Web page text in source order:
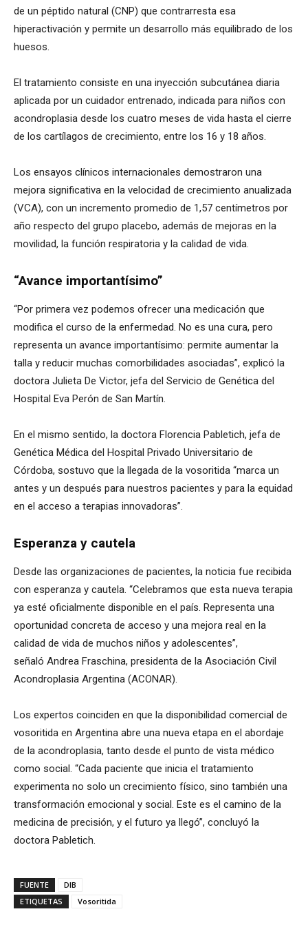
de un péptido natural (CNP) que contrarresta esa
hiperactivación y permite un desarrollo más equilibrado de los
huesos.
El tratamiento consiste en una inyección subcutánea diaria
aplicada por un cuidador entrenado, indicada para niños con
acondroplasia desde los cuatro meses de vida hasta el cierre
de los cartílagos de crecimiento, entre los 16 y 18 años.
Los ensayos clínicos internacionales demostraron una
mejora significativa en la velocidad de crecimiento anualizada
(VCA), con un incremento promedio de 1,57 centímetros por
año respecto del grupo placebo, además de mejoras en la
movilidad, la función respiratoria y la calidad de vida.
“Avance importantísimo”
“Por primera vez podemos ofrecer una medicación que
modifica el curso de la enfermedad. No es una cura, pero
representa un avance importantísimo: permite aumentar la
talla y reducir muchas comorbilidades asociadas”, explicó la
doctora Julieta De Victor, jefa del Servicio de Genética del
Hospital Eva Perón de San Martín.
En el mismo sentido, la doctora Florencia Pabletich, jefa de
Genética Médica del Hospital Privado Universitario de
Córdoba, sostuvo que la llegada de la vosoritida “marca un
antes y un después para nuestros pacientes y para la equidad
en el acceso a terapias innovadoras”.
Esperanza y cautela
Desde las organizaciones de pacientes, la noticia fue recibida
con esperanza y cautela. “Celebramos que esta nueva terapia
ya esté oficialmente disponible en el país. Representa una
oportunidad concreta de acceso y una mejora real en la
calidad de vida de muchos niños y adolescentes”,
señaló Andrea Fraschina, presidenta de la Asociación Civil
Acondroplasia Argentina (ACONAR).
Los expertos coinciden en que la disponibilidad comercial de
vosoritida en Argentina abre una nueva etapa en el abordaje
de la acondroplasia, tanto desde el punto de vista médico
como social. “Cada paciente que inicia el tratamiento
experimenta no solo un crecimiento físico, sino también una
transformación emocional y social. Este es el camino de la
medicina de precisión, y el futuro ya llegó”, concluyó la
doctora Pabletich.
FUENTE
DIB
ETIQUETAS
Vosoritida